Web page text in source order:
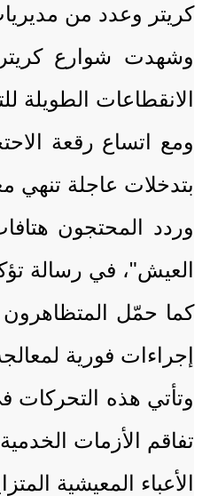
كريتر وعدد من
وشهدت شوارع
الانقطاعات الطويلة
ومع اتساع رقعة
بتدخلات عاجلة تنهي
وردد المحتجون
العيش"، في رسالة
كما حمّل المتظاهرون
إجراءات فورية
وتأتي هذه
تفاقم الأزمات
الأعباء المعيشية